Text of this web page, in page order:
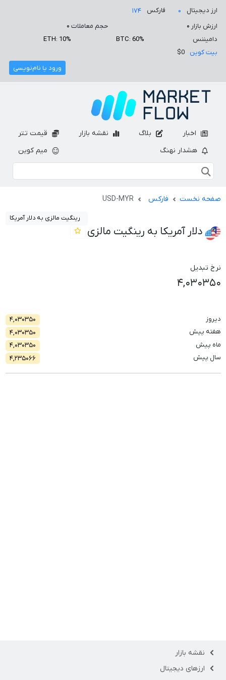
ارز دیجیتال ۰ فارکس
۱۷۴
ارزش بازار ۰ حجم معاملات ۰
دامیننس
BTC: 60%
ETH: 10%
بیت کوین
$0
ورود یا نام‌نویسی
اخبار بلاگ نقشه بازار
قیمت تتر
هشدار نهنگ
میم کوین
صفحه نخست فارکس USD-MYR
رینگیت مالزی به دلار آمریکا
دلار آمریکا به رینگیت مالزی
نرخ تبدیل
۴,۰۳۰۳۵۰
دیروز
۴,۰۳۰۳۵۰
هفته پیش
۴,۰۳۰۳۵۰
ماه پیش
۴,۰۳۰۳۵۰
سال پیش
۴,۲۳۵۰۶۶
نقشه بازار
ارزهای دیجیتال